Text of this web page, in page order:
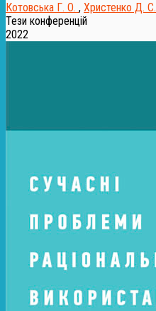
Котовська Г. О. , Христенко Д. С.
Тези конференцій
2022